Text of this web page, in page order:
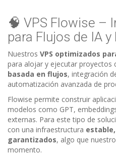
🧠 VPS Flowise –
para Flujos de IA y
Nuestros VPS optimizados
para alojar y ejecutar proyectos
basada en flujos, integración
automatización avanzada de
Flowise permite construir
modelos como GPT,
externas. Para este tipo de
con una infraestructura
garantizados, algo que
momento.